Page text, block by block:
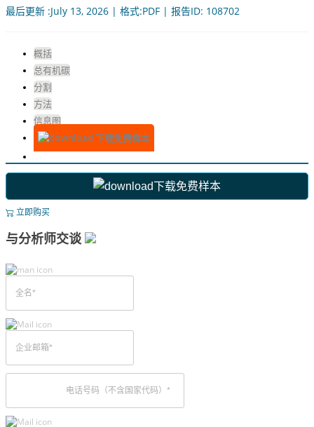
最后更新 :July 13, 2026 | 格式:PDF | 报告ID: 108702
概括
总有机碳
分割
方法
信息图
下载免费样本
下载免费样本
立即购买
与分析师交谈